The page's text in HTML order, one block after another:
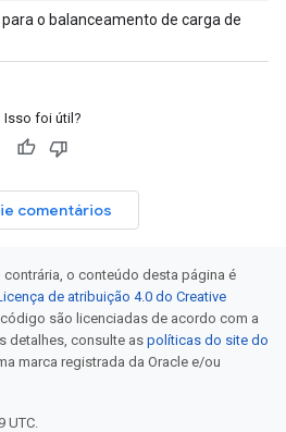
o balanceamento de carga de
Isso foi útil?
comentários
o conteúdo desta página é
de atribuição 4.0 do Creative
são licenciadas de acordo com a
detalhes, consulte as políticas do site do
marca registrada da Oracle e/ou
UTC.